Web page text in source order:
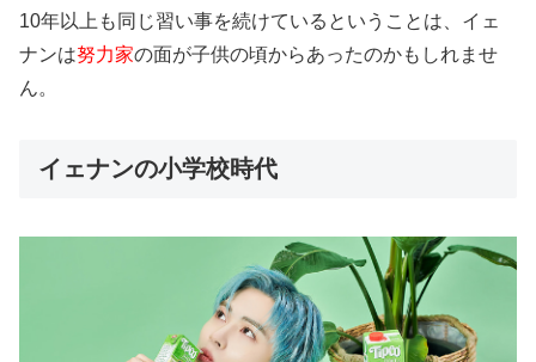
10年以上も同じ習い事を続けているということは、イェ
ナンは努力家の面が子供の頃からあったのかもしれませ
ん。
イェナンの小学校時代